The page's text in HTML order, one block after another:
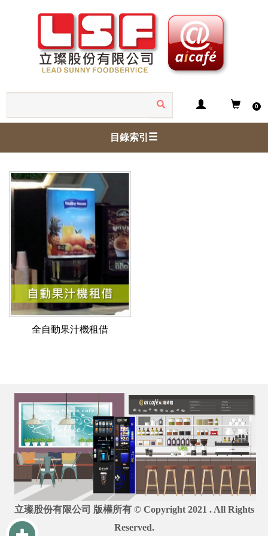
0
目錄索引
全自動果汁機租借
立璨股份有限公司 版權所有 © Copyright 2021 . All Rights
Reserved.